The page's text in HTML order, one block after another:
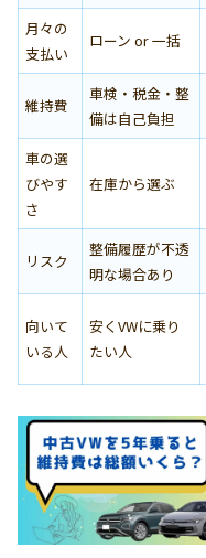
月々の
支払い
ローン or 一括
維持費
車検・税金・整
備は自己負担
車の選
びやす
さ
在庫から選ぶ
リスク
整備履歴が不透
明な場合あり
向いて
いる人
安くVWに乗り
たい人